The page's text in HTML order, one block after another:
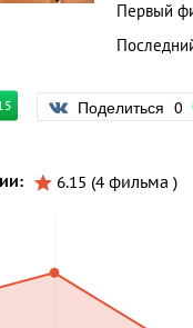
Первый
Поделиться 0
6.15 (4 фильма )